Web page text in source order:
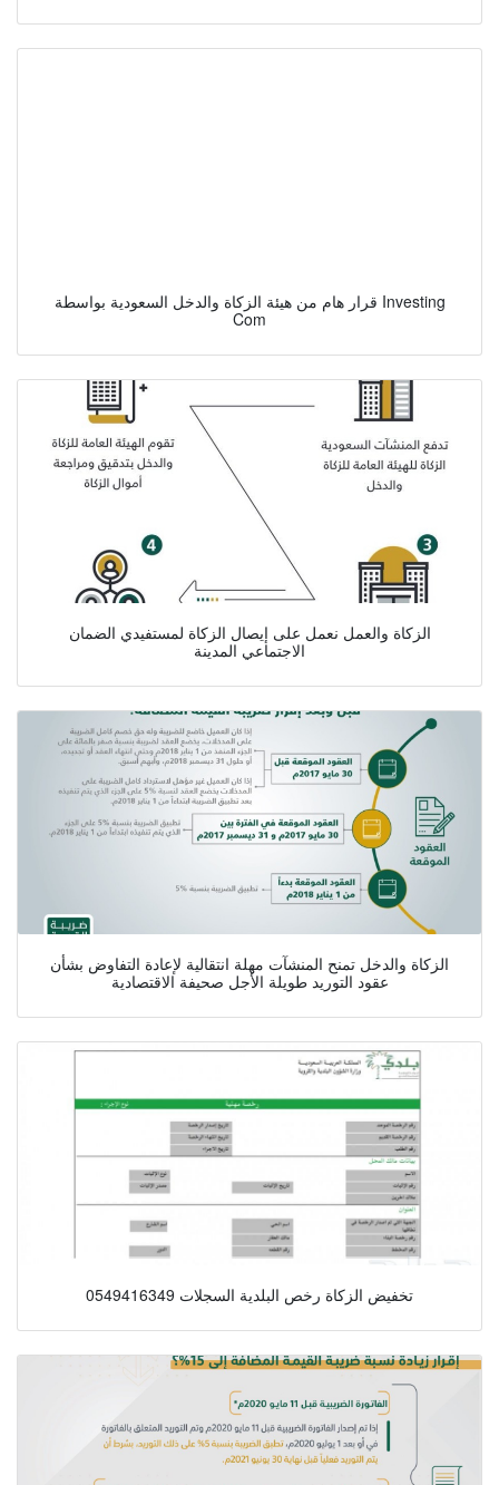
قرار هام من هيئة الزكاة والدخل السعودية بواسطة Investing
Com
الزكاة والعمل نعمل على إيصال الزكاة لمستفيدي الضمان
الاجتماعي المدينة
الزكاة والدخل تمنح المنشآت مهلة انتقالية لإعادة التفاوض بشأن
عقود التوريد طويلة الأجل صحيفة الاقتصادية
تخفيض الزكاة رخص البلدية السجلات 0549416349